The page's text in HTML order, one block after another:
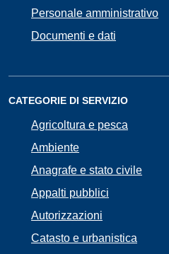
Personale amministrativo
Documenti e dati
CATEGORIE DI SERVIZIO
Agricoltura e pesca
Ambiente
Anagrafe e stato civile
Appalti pubblici
Autorizzazioni
Catasto e urbanistica